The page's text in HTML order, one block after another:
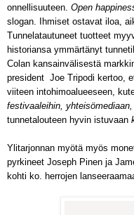
onnellisuuteen. Open
slogan.
Ihmiset ostavat iloa,
Tunnelatautuneet tuotteet
historiansa ymmärtänyt
Colan kansainvälisestä
president Joe Tripodi kertoo,
viiteen intohimoalueeseen,
festivaaleihin,
tunnetalouteen hyvin istuvaan
Ylitarjonnan myötä myös
pyrkineet Joseph Pinen ja
kohti ko. herrojen